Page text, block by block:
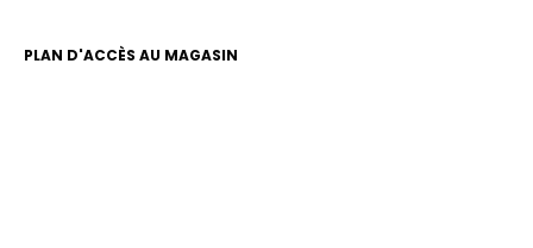
PLAN D'ACCÈS AU MAGASIN